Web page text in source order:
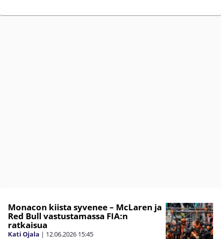
Monacon kiista syvenee – McLaren ja
Red Bull vastustamassa FIA:n
ratkaisua
Kati Ojala | 12.06.2026 15:45